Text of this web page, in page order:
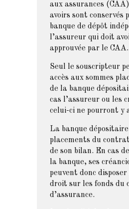
aux assurances
avoirs sont conservés
banque de dépôt
l’assureur qui doit
approuvée par le CAA.
Seul le souscripteur
accès aux sommes
de la banque
cas l’assureur ou les
celui-ci ne pourront y
La banque
placements du
de son bilan. En cas
la banque, ses
peuvent donc disposer
droit sur les fonds du
d’assurance.